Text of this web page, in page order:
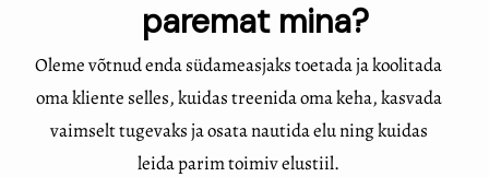
paremat mina?​
Oleme võtnud enda südameasjaks toetada ja koolitada
oma kliente selles, kuidas treenida oma keha, kasvada
vaimselt tugevaks ja osata nautida elu ning kuidas
leida parim toimiv elustiil.